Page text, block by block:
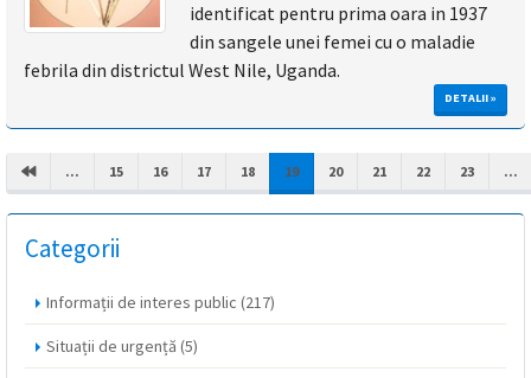
identificat pentru prima oara in 1937
din sangele unei femei cu o maladie
febrila din districtul West Nile, Uganda.
DETALII »
... 15 16 17 18 19(CURRENT)
20 21 22 23 ...
Categorii
Informații de interes public (217)
Situații de urgență (5)